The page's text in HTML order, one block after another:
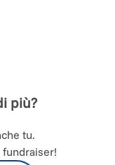
quanto sia
che solo grazie
positivamente.
più?
tu.